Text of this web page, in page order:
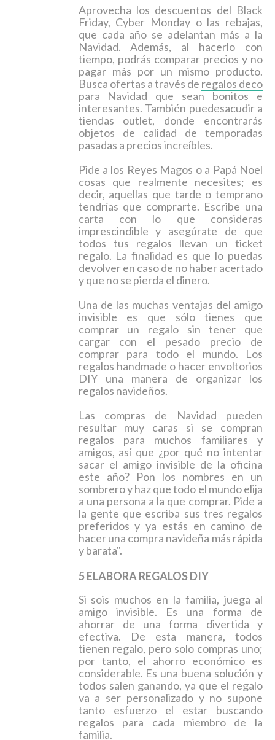
Aprovecha los descuentos del Black
Friday, Cyber Mondayo las rebajas,
que cada año se adelantan más a la
Navidad. Además, al hacerlo con
tiempo, podrás comparar precios y no
pagar más por un mismo producto.
Busca ofertas a través de regalos deco
para Navidad que sean bonitos e
interesantes. También puedesacudir a
tiendas
outlet, donde encontrarás
objetos de calidad de temporadas
pasadas a precios increíbles.
Pide a los Reyes Magos o a Papá Noel
cosas que realmente necesites; es
decir, aquellas que tarde o temprano
tendrías que comprarte. Escribe una
carta con lo que consideras
imprescindible y asegúrate de que
todos tus regalos llevan un ticket
regalo. La finalidad es que lo puedas
devolver en caso de no haber acertado
y que no se pierda el dinero.
Una de las muchas ventajas del amigo
invisible es que sólo tienes que
comprar un regalo sin tener que
cargar con el pesado precio de
comprar para todo el mundo. Los
regalos handmade o hacer envoltorios
DIY una manera de organizar los
regalos navideños.
Las compras de Navidad pueden
resultar muy caras si se compran
regalos para muchos familiares y
amigos, así que ¿por qué no intentar
sacar el amigo invisible de la oficina
este año? Pon los nombres en un
sombrero y haz que todo el mundo elija
a una persona a la que comprar. Pide a
la gente que escriba sus tres regalos
preferidos y ya estás en camino de
hacer una compra navideña más rápida
y barata".
5 ELABORA REGALOS DIY
Si sois muchos en la familia, juega al
amigo invisible. Es una forma de
ahorrar de una forma divertida y
efectiva. De esta manera, todos
tienen regalo, pero solo compras uno;
por tanto, el ahorro económico es
considerable. Es una buena solución y
todos salen ganando, ya que el regalo
va a ser personalizado y no supone
tanto esfuerzo el estar buscando
regalos para cada miembro de la
familia.